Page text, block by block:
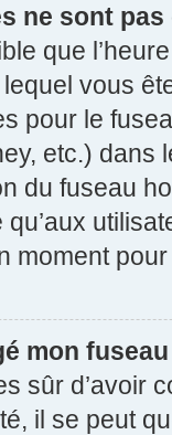
ne sont
que
vous
pour le
etc.) dans
du fuseau
moment
mon
sûr d’avoir
il se peut